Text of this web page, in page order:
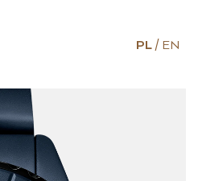
PL EN